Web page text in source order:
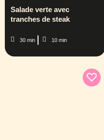
Salade verte avec
tranches de steak
30 min 10 min